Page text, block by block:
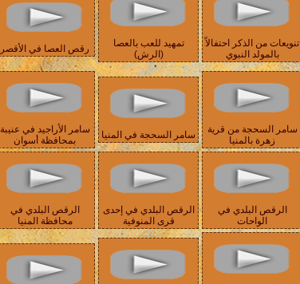
تنويعات من الذكر احتفالاً
بالمولد النبوي
تمهيد للعب بالعصا
(الرش)
رقص العصا في الأقصر
سامر السحجة من قرية
زهرة بالمنيا
سامر السحجة في المنيا
سامر الأراجيد في عنيبة
بمحافظة أسوان
الرقص البلدي في
الواحات
الرقص البلدي في إحدى
قرى المنوفية
الرقص البلدي في
محافظة المنيا